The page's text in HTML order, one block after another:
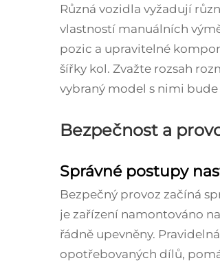
Různá vozidla vyžadují
vlastností manuálních
pozic a upravitelné
šířky kol. Zvažte rozsah
vybraný model s nimi
Bezpečnost a
Správné postupy
Bezpečný provoz začíná
je zařízení namontováno
řádně upevněny.
opotřebovaných dílů,